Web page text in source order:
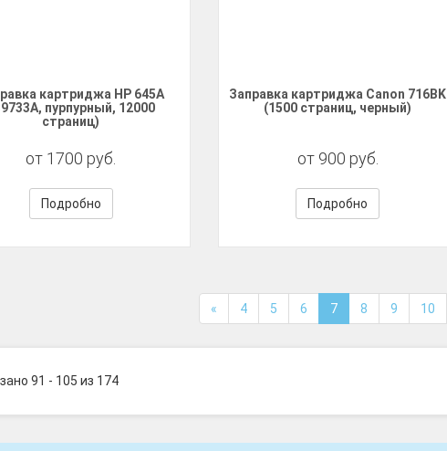
картриджа HP 645A
пурпурный, 12000
страниц)
от 1700 руб.
Подробно
Заправка картриджа Canon 716BK
(1500 страниц, черный)
от 900 руб.
Подробно
« 4 5 6 7 8 9 10
91 - 105 из 174